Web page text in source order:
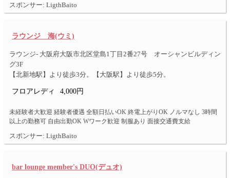
スポンサー: LigthBaito
ラウンジ 海(ウミ)
ラウンジ- 大阪府大阪市北区堂島1丁目2番27号 オーシャンビルディン
グ3F
【北新地駅】より徒歩3分。【大阪駅】より徒歩5分。
フロアレディ 4,000円
未経験者大歓迎 経験者優遇 全額日払いOK 終電上がりOK ノルマなし 3時間
以上の勤務可 自由出勤OK Wワーク歓迎 制服あり 面接交通費支給
スポンサー: LigthBaito
bar lounge member's DUO(デュオ)